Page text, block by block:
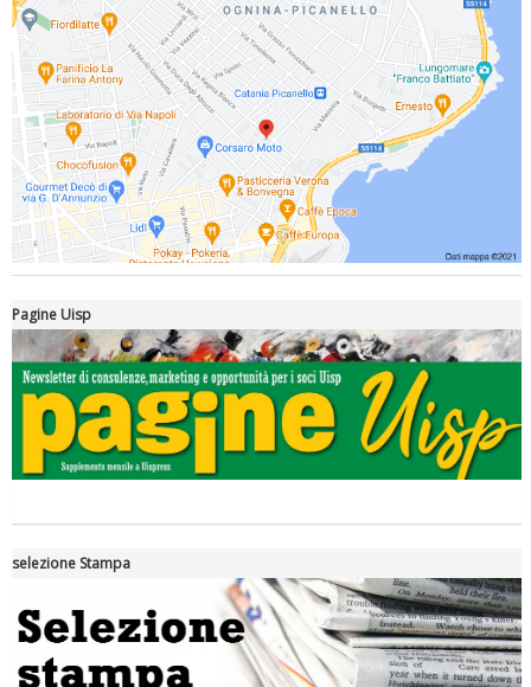
rivoluzioni"
Tiziano Pesce a Radio InBlu2000 traccia il bilancio della stagione
Pagine Uisp
selezione Stampa